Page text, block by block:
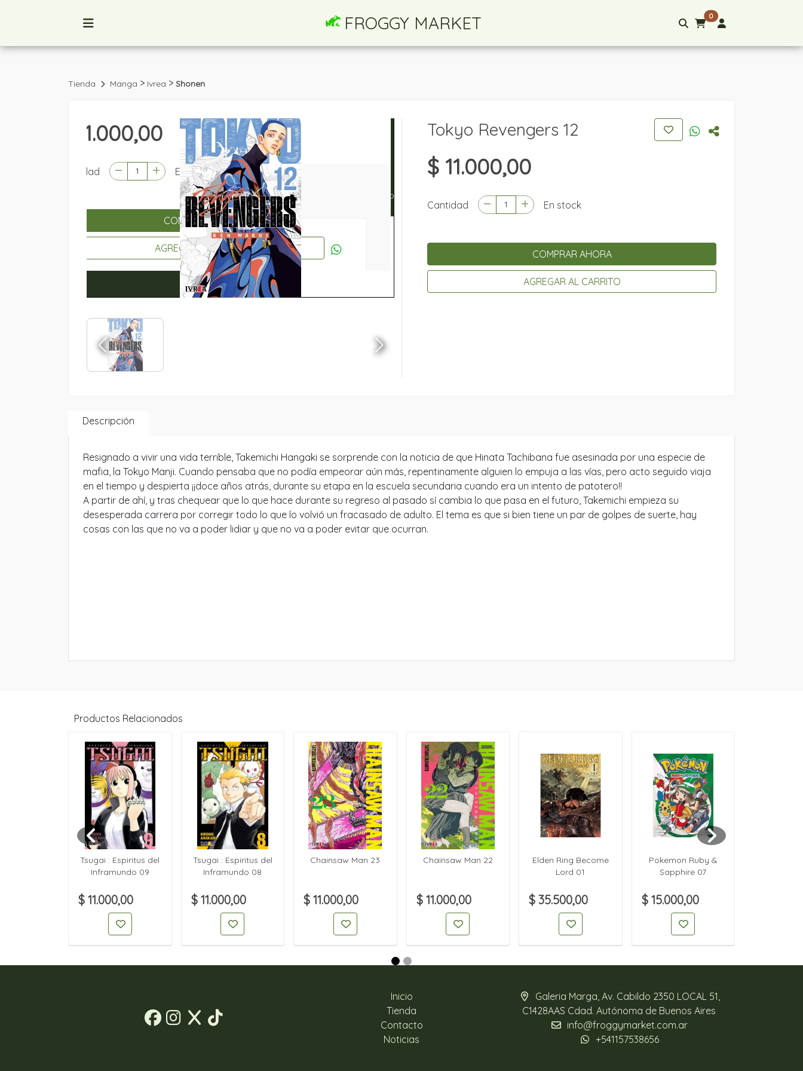
FROGGY MARKET 0
Tienda Manga > Ivrea > Shonen
Tokyo Revengers 12
$ 11.000,00
Cantidad En stock
COMPRAR AHORA
AGREGAR AL CARRITO
Descripción
Resignado a vivir una vida terrible, Takemichi Hangaki se sorprende con la noticia de que Hinata Tachibana fue asesinada por una especie de
mafia, la Tokyo Manji. Cuando pensaba que no podía empeorar aún más, repentinamente alguien lo empuja a las vías, pero acto seguido viaja
en el tiempo y despierta ¡¡doce años atrás, durante su etapa en la escuela secundaria cuando era un intento de patotero!!
A partir de ahí, y tras chequear que lo que hace durante su regreso al pasado sí cambia lo que pasa en el futuro, Takemichi empieza su
desesperada carrera por corregir todo lo que lo volvió un fracasado de adulto. El tema es que si bien tiene un par de golpes de suerte, hay
cosas con las que no va a poder lidiar y que no va a poder evitar que ocurran.
Productos Relacionados
Tsugai : Espiritus del
Inframundo 09
$ 11.000,00
Tsugai : Espiritus del
Inframundo 08
$ 11.000,00
Chainsaw Man 23
$ 11.000,00
Chainsaw Man 22
$ 11.000,00
Elden Ring Become
Lord 01
$ 35.500,00
Pokemon Ruby &
Sapphire 07
$ 15.000,00
Inicio
Tienda
Contacto
Noticias
Galeria Marga, Av. Cabildo 2350 LOCAL 51,
C1428AAS Cdad. Autónoma de Buenos Aires
info@froggymarket.com.ar
+541157538656